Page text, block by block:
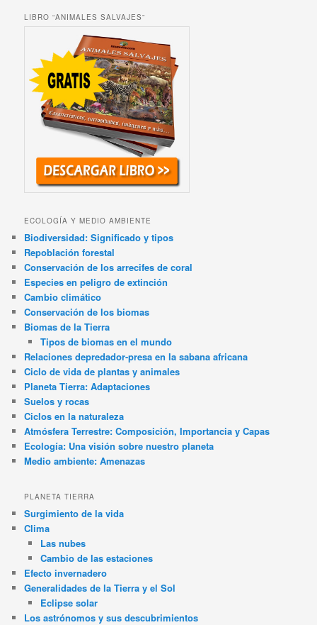
LIBRO “ANIMALES SALVAJES”
ECOLOGÍA Y MEDIO AMBIENTE
Biodiversidad: Significado y tipos
Repoblación forestal
Conservación de los arrecifes de coral
Especies en peligro de extinción
Cambio climático
Conservación de los biomas
Biomas de la Tierra
Tipos de biomas en el mundo
Relaciones depredador-presa en la sabana africana
Ciclo de vida de plantas y animales
Planeta Tierra: Adaptaciones
Suelos y rocas
Ciclos en la naturaleza
Atmósfera Terrestre: Composición, Importancia y Capas
Ecología: Una visión sobre nuestro planeta
Medio ambiente: Amenazas
PLANETA TIERRA
Surgimiento de la vida
Clima
Las nubes
Cambio de las estaciones
Efecto invernadero
Generalidades de la Tierra y el Sol
Eclipse solar
Los astrónomos y sus descubrimientos